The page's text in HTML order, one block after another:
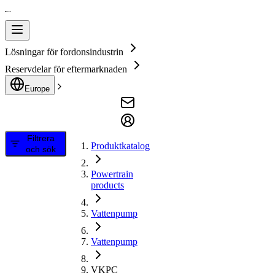
Lösningar för fordonsindustrin
Reservdelar för eftermarknaden
Europe
Filtrera
och sök
Produktkatalog
Powertrain
products
Vattenpump
Vattenpump
VKPC